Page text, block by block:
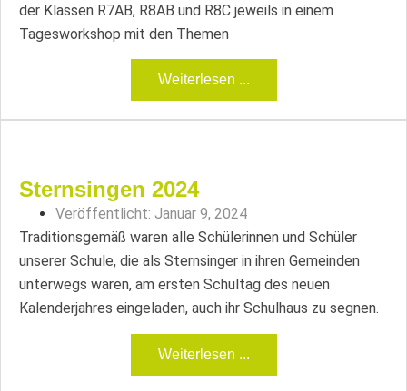
der Klassen R7AB, R8AB und R8C jeweils in einem
Tagesworkshop mit den Themen
Weiterlesen ...
Sternsingen 2024
Veröffentlicht: Januar 9, 2024
Traditionsgemäß waren alle Schülerinnen und Schüler
unserer Schule, die als Sternsinger in ihren Gemeinden
unterwegs waren, am ersten Schultag des neuen
Kalenderjahres eingeladen, auch ihr Schulhaus zu segnen.
Weiterlesen ...